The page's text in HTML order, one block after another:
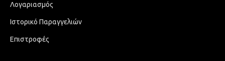
Λογαριασμός
Ιστορικό Παραγγελιών
Επιστροφές